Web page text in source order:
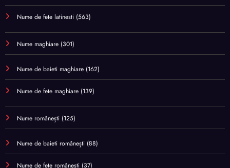
Nume de fete latinesti (563)
Nume maghiare (301)
Nume de baieti maghiare (162)
Nume de fete maghiare (139)
Nume românești (125)
Nume de baieti românești (88)
Nume de fete românești (37)